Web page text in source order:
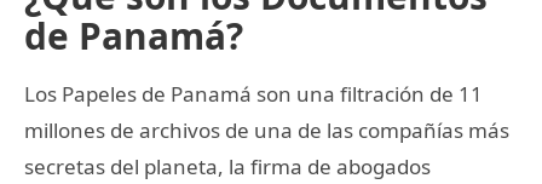
de Panamá?
Los Papeles de Panamá son una filtración de 11
millones de archivos de una de las compañías más
secretas del planeta, la firma de abogados